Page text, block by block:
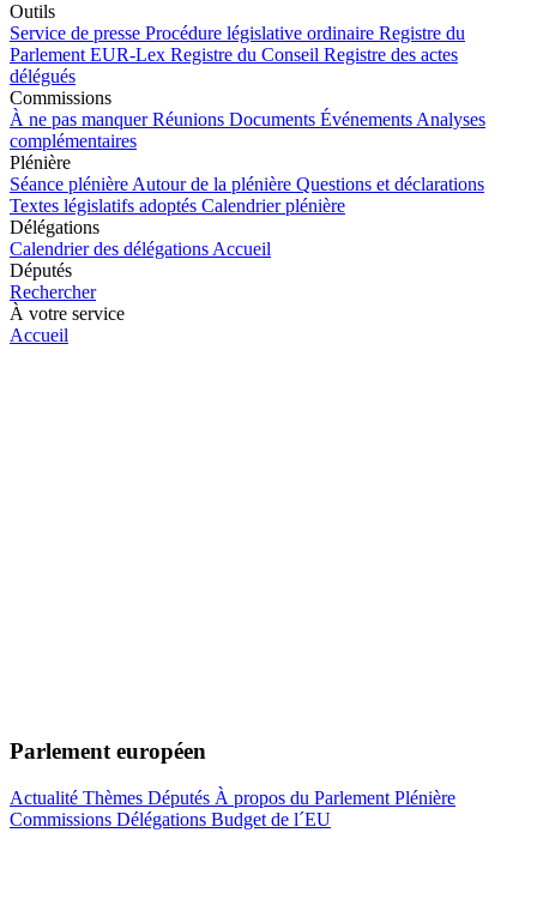
Outils
Service de presse Procédure législative ordinaire Registre du
Parlement EUR-Lex Registre du Conseil Registre des actes
délégués
Commissions
À ne pas manquer Réunions Documents ÉvénementsAnalyses
complémentaires
Plénière
Séance plénièreAutour de la plénière Questions et déclarations
Textes législatifs adoptés Calendrier plénière
Délégations
Calendrier des délégationsAccueil
Députés
Rechercher
À votre service
Accueil
Parlement européen
Actualité Thèmes Députés À propos du Parlement Plénière
Commissions Délégations Budget de l´EU